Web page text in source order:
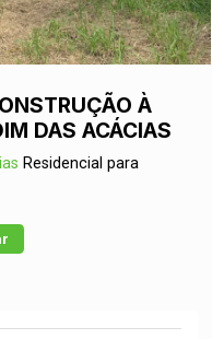
À
DAS ACÁCIAS
Residencial para